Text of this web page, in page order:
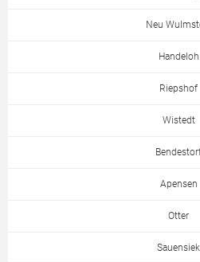
Neu
Handeloh
Riepshof
Wistedt
Apensen
Otter
Sauensiek